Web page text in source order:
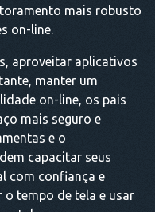
mais robusto
on-line.
aproveitar aplicativos
manter um
on-line, os pais
mais seguro e
e o
capacitar seus
com confiança e
o tempo de tela e usar